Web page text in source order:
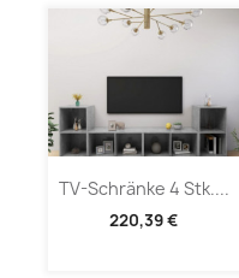
TV-Schränke 4 Stk....
220,39 €